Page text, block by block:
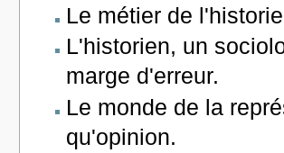
Le métier de
L'historien, un
marge d'erreur.
Le monde de la
qu'opinion.